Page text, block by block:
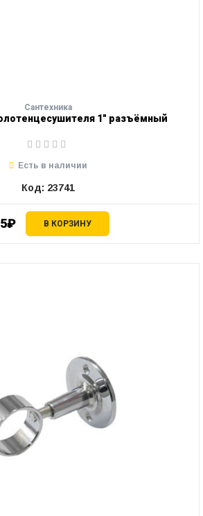
Сантехника
1" разъёмный
В КОРЗИНУ
Есть в наличии
Код: 23741